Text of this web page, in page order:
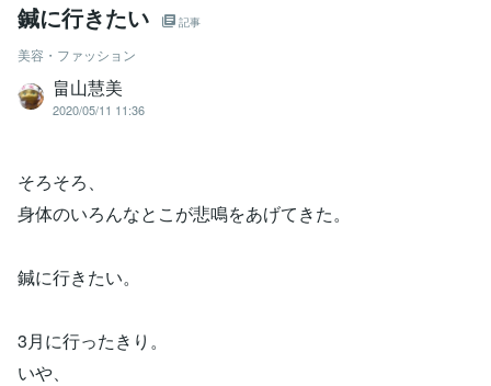
鍼に行きたい 記事
美容・ファッション
畠山慧美
2020/05/11 11:36
そろそろ、
身体のいろんなとこが悲鳴をあげてきた。
鍼に行きたい。
3月に行ったきり。
いや、